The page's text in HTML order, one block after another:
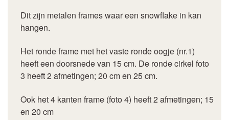
Dit zijn metalen frames waar een snowflake in kan
hangen.
Het ronde frame met het vaste ronde oogje (nr.1)
heeft een doorsnede van 15 cm. De ronde cirkel foto
3 heeft 2 afmetingen; 20 cm en 25 cm.
Ook het 4 kanten frame (foto 4) heeft 2 afmetingen; 15
en 20 cm